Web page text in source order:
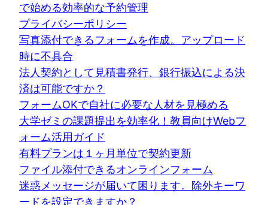
で始める効率的な予約管理
プライバシーポリシー
写真添付できるフォームを作成。アップロード
時に不具合
法人契約として見積書発行、銀行振込による決
済は可能ですか？
フォームOKで自社に必要な人材を見極める
大学ゼミの課題提出を効率化！教員向けWebフ
ォーム活用ガイド
有料プランは１ヶ月単位で契約更新
ファイル添付できるオンラインフォーム
迷惑メッセージが届いて困ります。除外キーワ
ードを設定できますか？